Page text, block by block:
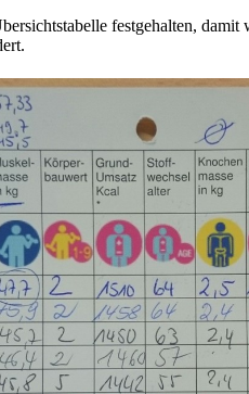
festgehalten, damit